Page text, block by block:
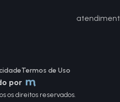
os direitos reservados.
Termos de Uso
por